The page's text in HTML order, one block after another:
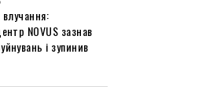
влучання:
NOVUS зазнав
і зупинив